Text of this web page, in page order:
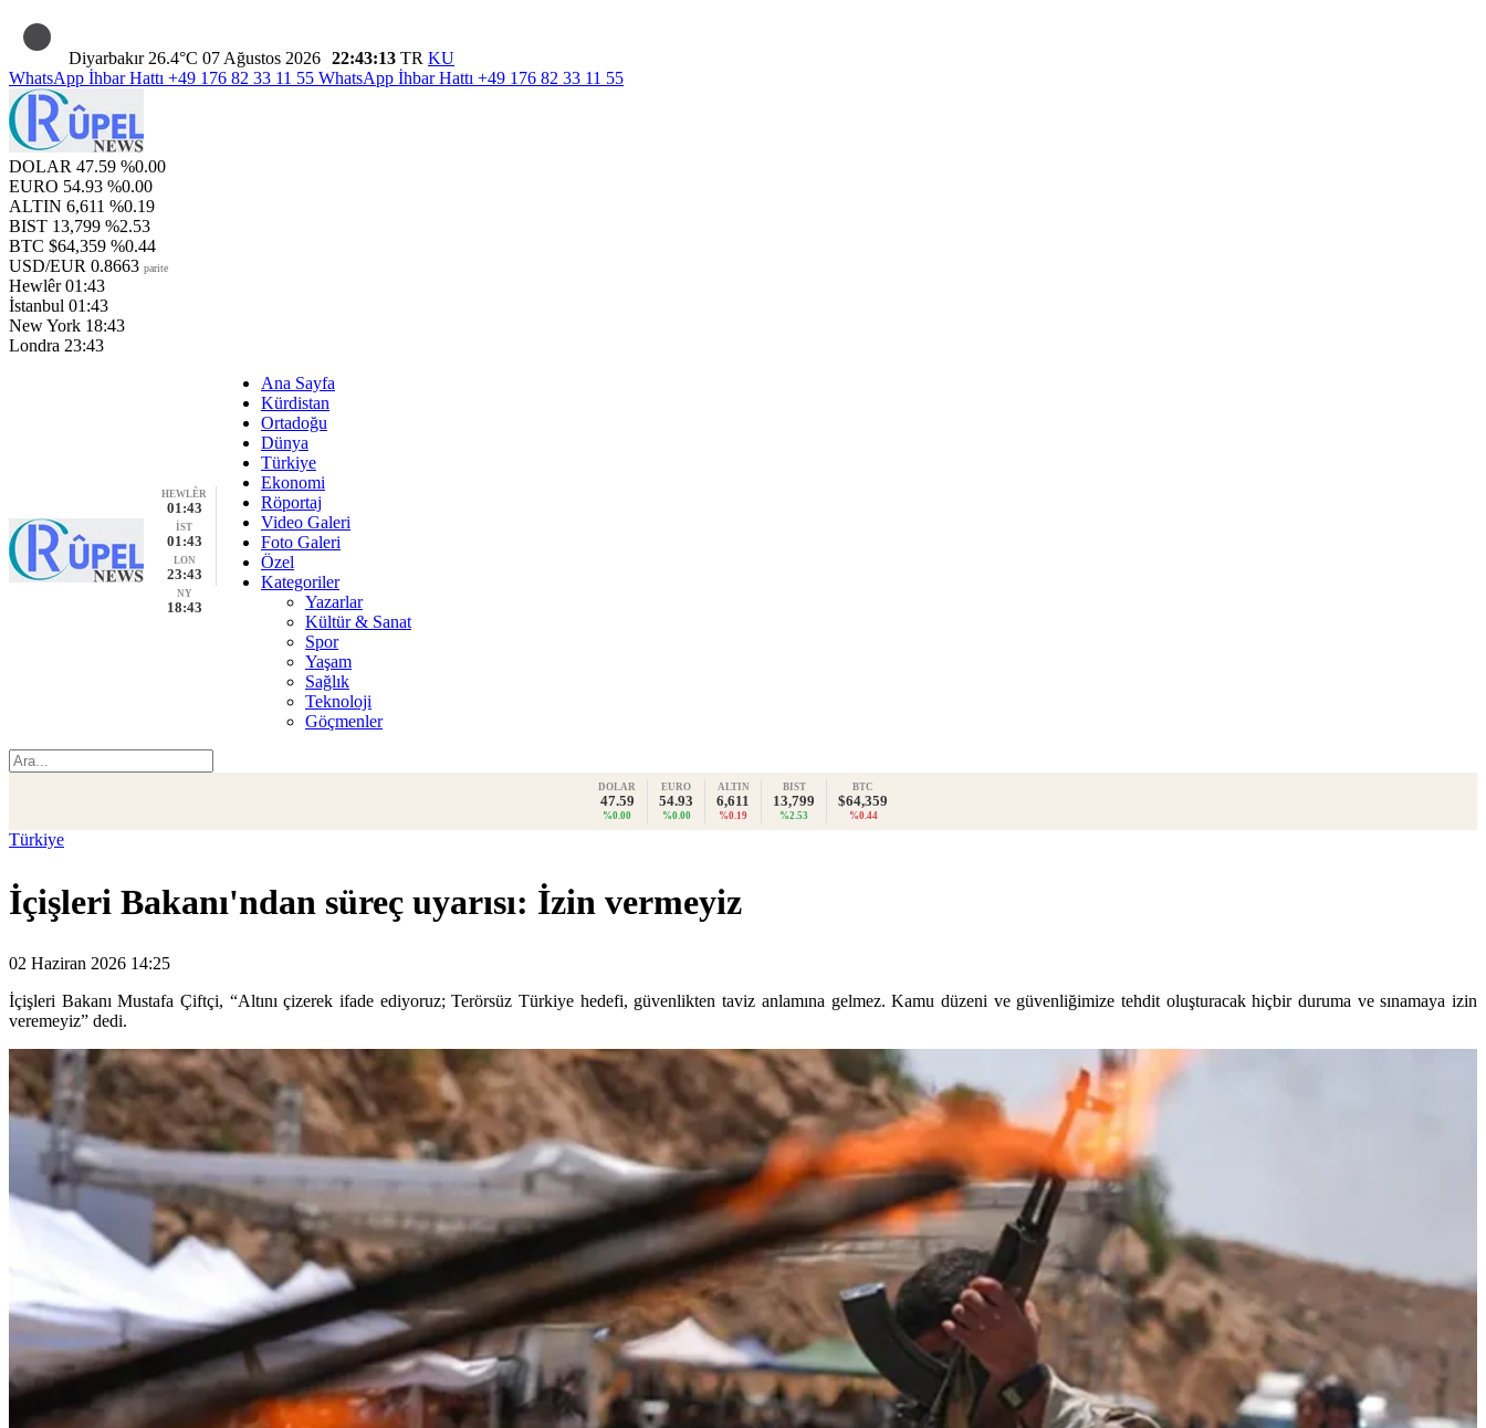
Diyarbakır 26.4°C 07 Ağustos 2026 22:43:13 TR KU
WhatsApp İhbar Hattı +49 176 82 33 11 55 WhatsApp İhbar Hattı +49 176 82 33 11 55
DOLAR 47.59 %0.00
EURO 54.93 %0.00
ALTIN 6,611 %0.19
BIST 13,799 %2.53
BTC $64,359 %0.44
USD/EUR 0.8663 parite
Hewlêr 01:43
İstanbul 01:43
New York 18:43
Londra 23:43
HEWLÊR
01:43
İST
01:43
LON
23:43
NY
18:43
Ana Sayfa
Kürdistan
Ortadoğu
Dünya
Türkiye
Ekonomi
Röportaj
Video Galeri
Foto Galeri
Özel
Kategoriler
Yazarlar
Kültür & Sanat
Spor
Yaşam
Sağlık
Teknoloji
Göçmenler
DOLAR
47.59
%0.00
EURO
54.93
%0.00
ALTIN
6,611
%0.19
BIST
13,799
%2.53
BTC
$64,359
%0.44
Türkiye
İçişleri Bakanı'ndan süreç uyarısı: İzin vermeyiz
02 Haziran 2026 14:25
İçişleri Bakanı Mustafa Çiftçi, “Altını çizerek ifade ediyoruz; Terörsüz Türkiye hedefi, güvenlikten taviz anlamına gelmez. Kamu düzeni ve güvenliğimize tehdit oluşturacak hiçbir duruma ve sınamaya izin
veremeyiz” dedi.